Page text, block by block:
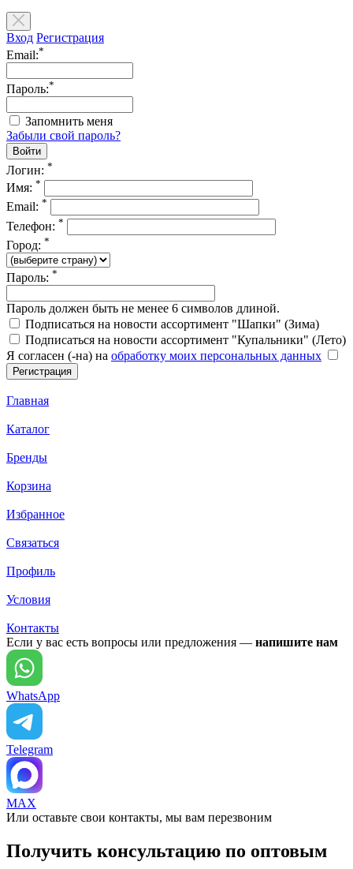
Вход Регистрация
Email:*
Пароль:*
Запомнить меня
Забыли свой пароль?
Логин: *
Имя: *
Email: *
Телефон: *
Город: *
Пароль: *
Пароль должен быть не менее 6 символов длиной.
Подписаться на новости ассортимент "Шапки" (Зима)
Подписаться на новости ассортимент "Купальники" (Лето)
Я согласен (-на) на обработку моих персональных данных
Главная
Каталог
Бренды
Корзина
Избранное
Связаться
Профиль
Условия
Контакты
Если у вас есть вопросы или предложения — напишите нам
WhatsApp
Telegram
MAX
Или оставьте свои контакты, мы вам перезвоним
Получить консультацию по оптовым